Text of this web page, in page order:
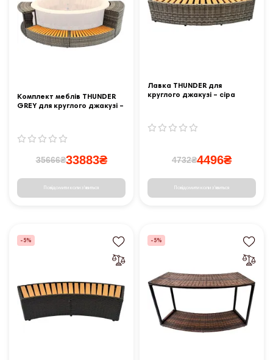
Комплект меблів THUNDER
GREY для круглого джакузі –
35666₴33883₴
Повідомити коли з'явиться
Лавка THUNDER для
круглого джакузі – сіра
4732₴4496₴
Повідомити коли з'явиться
-5% -5%